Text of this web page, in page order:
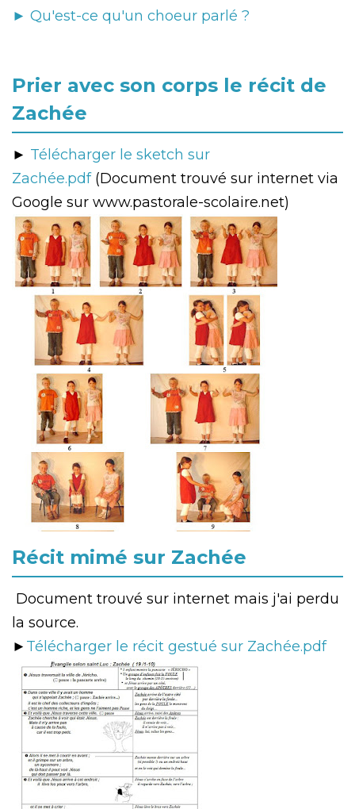
► Qu'est-ce qu'un choeur parlé ?
Prier avec son corps le récit de
Zachée
► Télécharger le sketch sur
Zachée.pdf(Document trouvé sur internet via
Google sur www.pastorale-scolaire.net)
Récit mimé sur Zachée
Document trouvé sur internet mais j'ai perdu
la source.
► Télécharger le récit gestué sur Zachée.pdf